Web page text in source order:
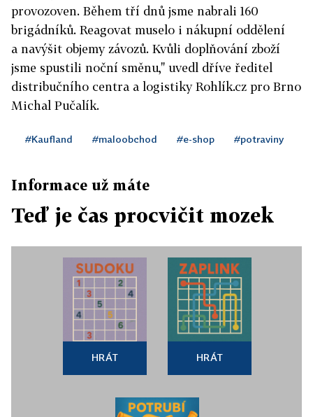
provozoven. Během tří dnů jsme nabrali 160
brigádníků. Reagovat muselo i nákupní oddělení
a navýšit objemy závozů. Kvůli doplňování zboží
jsme spustili noční směnu," uvedl dříve ředitel
distribučního centra a logistiky Rohlík.cz pro Brno
Michal Pučalík.
#Kaufland #maloobchod #e-shop #potraviny
Informace už máte
Teď je čas procvičit mozek
HRÁT HRÁT